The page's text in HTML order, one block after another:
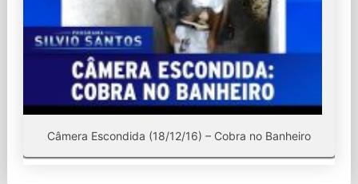
Câmera Escondida (18/12/16) – Cobra no Banheiro